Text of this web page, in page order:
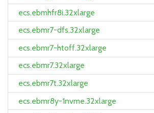
ecs.ebmhfr8i.32xlarge
ecs.ebmr7-dfs.32xlarge
ecs.ebmr7-htoff.32xlarge
ecs.ebmr7.32xlarge
ecs.ebmr7t.32xlarge
ecs.ebmr8y-1nvme.32xlarge